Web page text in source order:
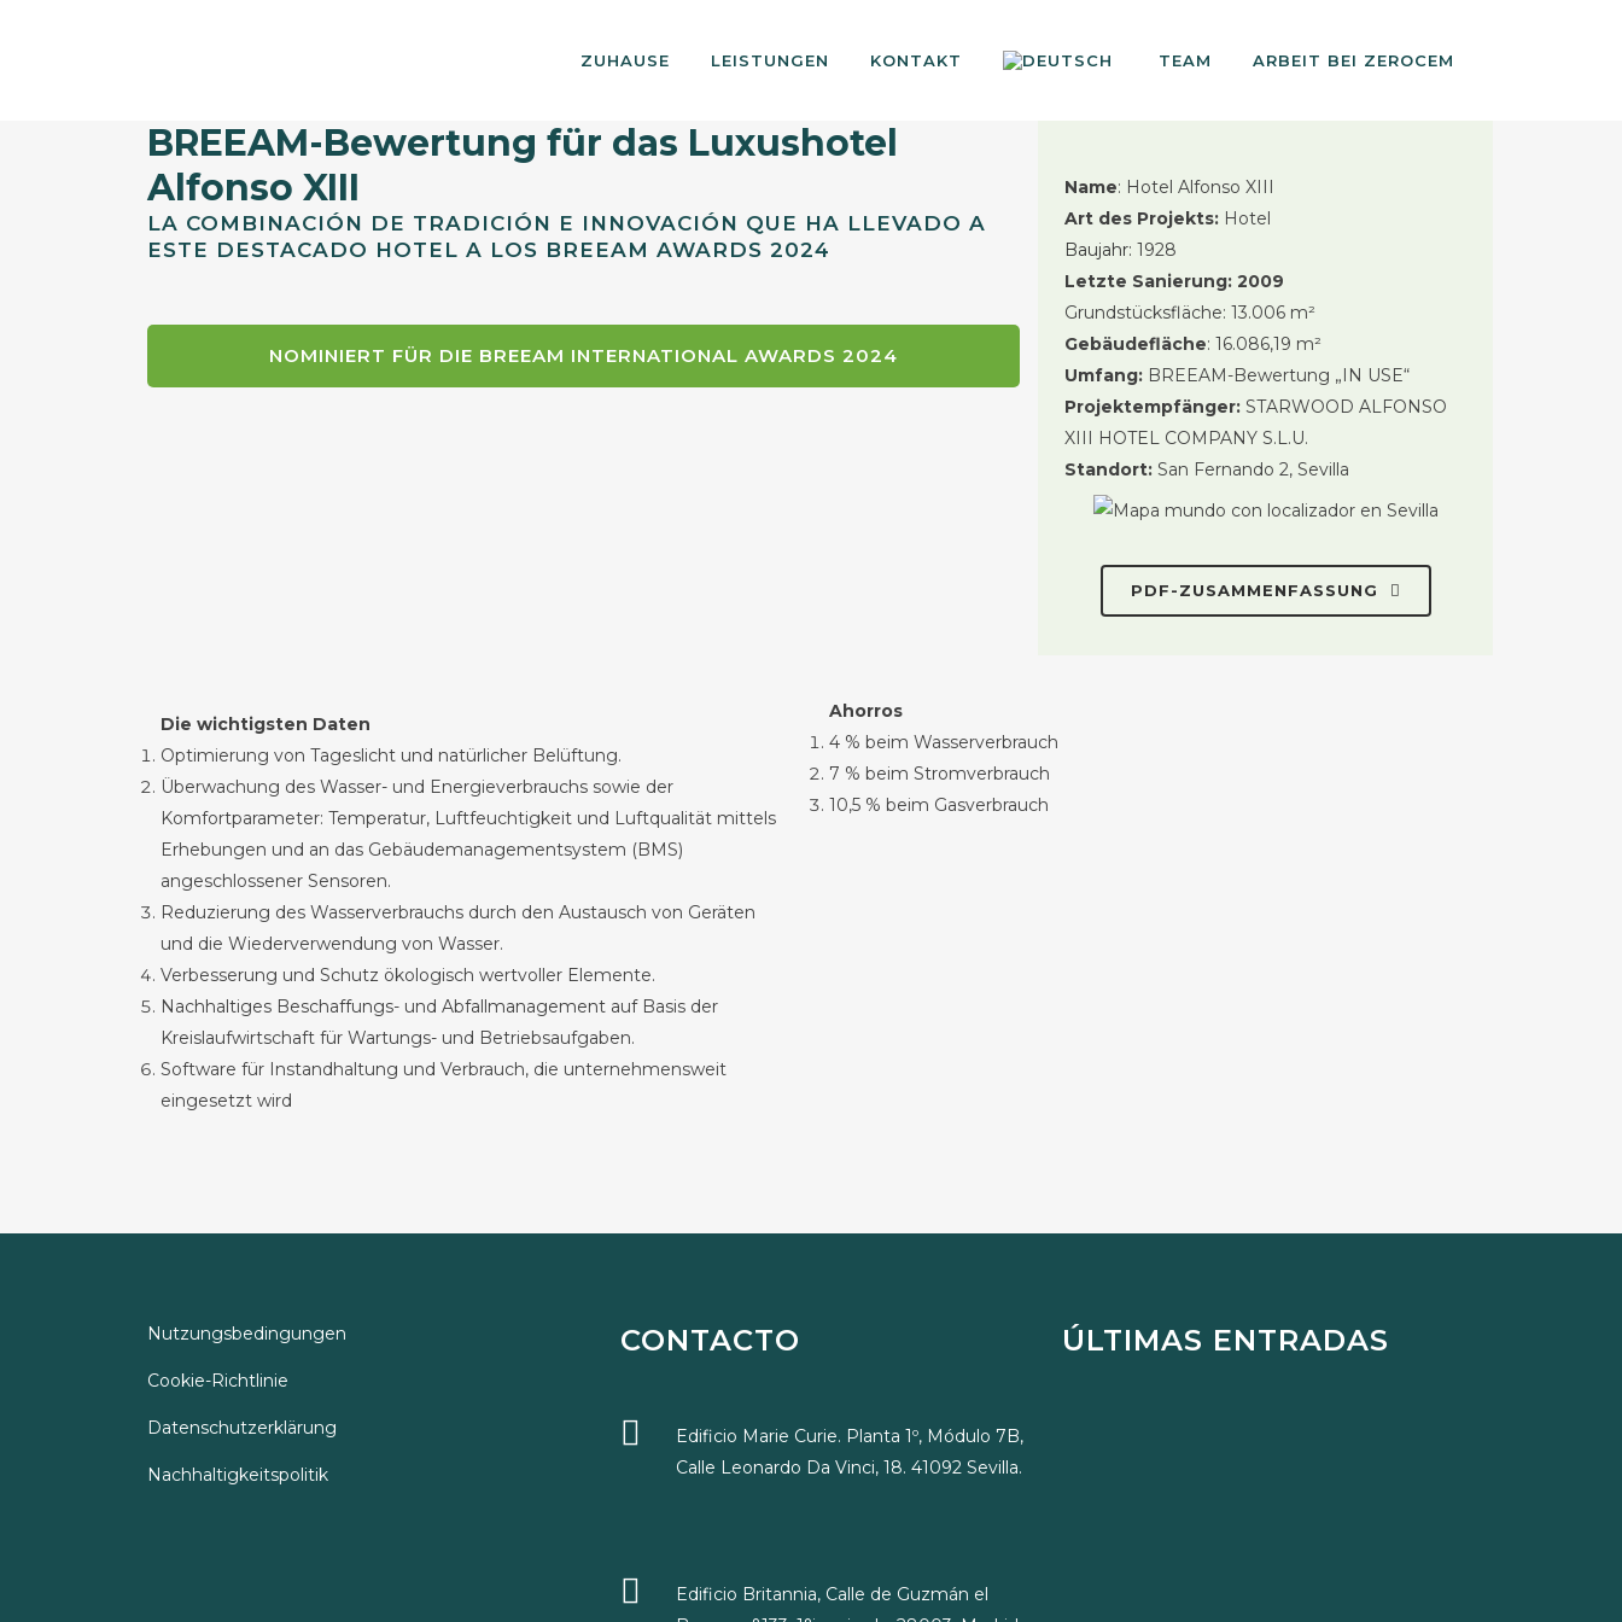
ZUHAUSE LEISTUNGEN KONTAKT TEAM ARBEIT BEI ZEROCEM
BREEAM-Bewertung für das Luxushotel
Alfonso XIII
LA COMBINACIÓN DE TRADICIÓN E INNOVACIÓN QUE HA LLEVADO A
ESTE DESTACADO HOTEL A LOS BREEAM AWARDS 2024
NOMINIERT FÜR DIE BREEAM INTERNATIONAL AWARDS 2024
Name: Hotel Alfonso XIII
Art des Projekts: Hotel
Baujahr:1928
Letzte Sanierung: 2009
Grundstücksfläche: 13.006 m²
Gebäudefläche: 16.086,19 m²
Umfang: BREEAM-Bewertung „IN USE“
Projektempfänger: STARWOOD ALFONSO
XIII HOTEL COMPANY S.L.U.
Standort: San Fernando 2, Sevilla
PDF-ZUSAMMENFASSUNG
Die wichtigsten Daten
Optimierung von Tageslicht und natürlicher Belüftung.
Überwachung des Wasser- und Energieverbrauchs sowie der
Komfortparameter: Temperatur, Luftfeuchtigkeit und Luftqualität mittels
Erhebungen und an das Gebäudemanagementsystem (BMS)
angeschlossener Sensoren.
Reduzierung des Wasserverbrauchs durch den Austausch von Geräten
und die Wiederverwendung von Wasser.
Verbesserung und Schutz ökologisch wertvoller Elemente.
Nachhaltiges Beschaffungs- und Abfallmanagement auf Basis der
Kreislaufwirtschaft für Wartungs- und Betriebsaufgaben.
Software für Instandhaltung und Verbrauch, die unternehmensweit
eingesetzt wird
Ahorros
4 % beim Wasserverbrauch
7 % beim Stromverbrauch
10,5 % beim Gasverbrauch
Nutzungsbedingungen
Cookie-Richtlinie
Datenschutzerklärung
Nachhaltigkeitspolitik
CONTACTO
Edificio Marie Curie. Planta 1º, Módulo 7B,
Calle Leonardo Da Vinci, 18. 41092 Sevilla.
Edificio Britannia, Calle de Guzmán el
ÚLTIMAS ENTRADAS